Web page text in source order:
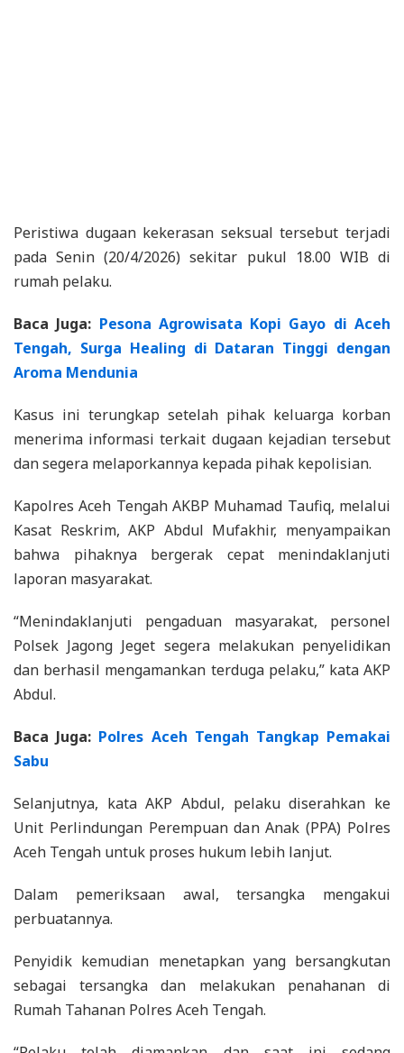
Peristiwa dugaan kekerasan seksual tersebut terjadi
pada Senin (20/4/2026) sekitar pukul 18.00 WIB di
rumah pelaku.
Baca Juga: Pesona Agrowisata Kopi Gayo di Aceh
Tengah, Surga Healing di Dataran Tinggi dengan
Aroma Mendunia
Kasus ini terungkap setelah pihak keluarga korban
menerima informasi terkait dugaan kejadian tersebut
dan segera melaporkannya kepada pihak kepolisian.
Kapolres Aceh Tengah AKBP Muhamad Taufiq, melalui
Kasat Reskrim, AKP Abdul Mufakhir, menyampaikan
bahwa pihaknya bergerak cepat menindaklanjuti
laporan masyarakat.
“Menindaklanjuti pengaduan masyarakat, personel
Polsek Jagong Jeget segera melakukan penyelidikan
dan berhasil mengamankan terduga pelaku,” kata AKP
Abdul.
Baca Juga: Polres Aceh Tengah Tangkap Pemakai
Sabu
Selanjutnya, kata AKP Abdul, pelaku diserahkan ke
Unit Perlindungan Perempuan dan Anak (PPA) Polres
Aceh Tengah untuk proses hukum lebih lanjut.
Dalam pemeriksaan awal, tersangka mengakui
perbuatannya.
Penyidik kemudian menetapkan yang bersangkutan
sebagai tersangka dan melakukan penahanan di
Rumah Tahanan Polres Aceh Tengah.